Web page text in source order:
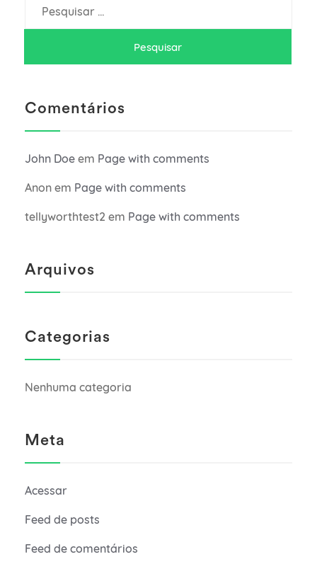
por:
Comentários
John Doe em Page with comments
Anon em Page with comments
tellyworthtest2 em Page with comments
Arquivos
Categorias
Nenhuma categoria
Meta
Acessar
Feed de posts
Feed de comentários